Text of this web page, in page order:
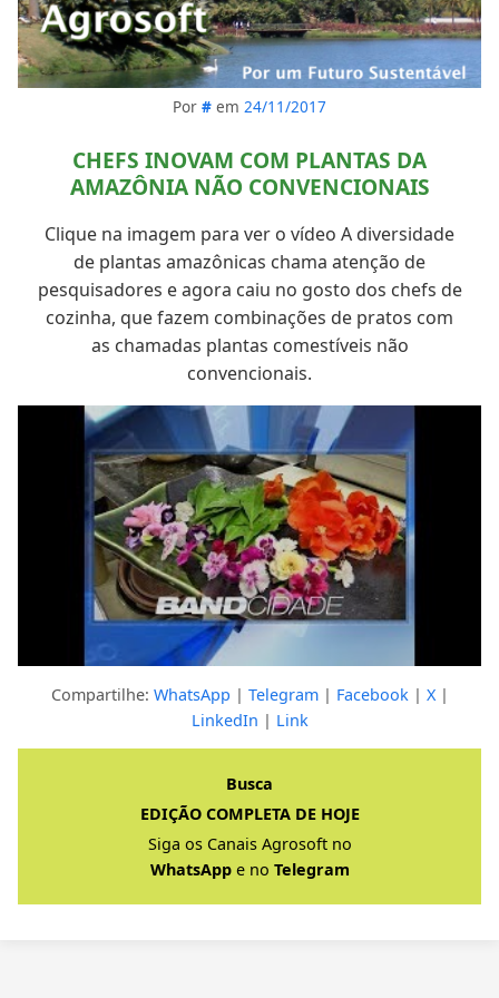
Por # em 24/11/2017
CHEFS INOVAM COM PLANTAS DA
AMAZÔNIA NÃO CONVENCIONAIS
Clique na imagem para ver o vídeo A diversidade
de plantas amazônicas chama atenção de
pesquisadores e agora caiu no gosto dos chefs de
cozinha, que fazem combinações de pratos com
as chamadas plantas comestíveis não
convencionais.
Clique para ver a resposta completa
Compartilhe: WhatsApp | Telegram| Facebook | X|
LinkedIn | Link
Busca
EDIÇÃO COMPLETA DE HOJE
Siga os Canais Agrosoft no
WhatsAppe no Telegram